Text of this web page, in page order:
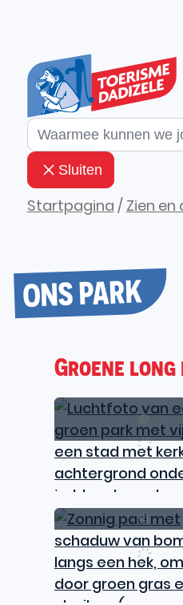
Toerisme Dadizele
Waarmee kunnen
Sluiten
Startpagina Zien en
ONS PARK
Groene